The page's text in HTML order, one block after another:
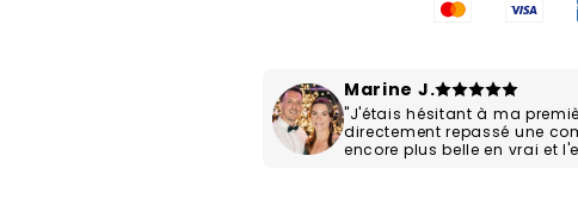
Marine J.
"J'étais hésitant à ma
directement repassé une
encore plus belle en vrai et